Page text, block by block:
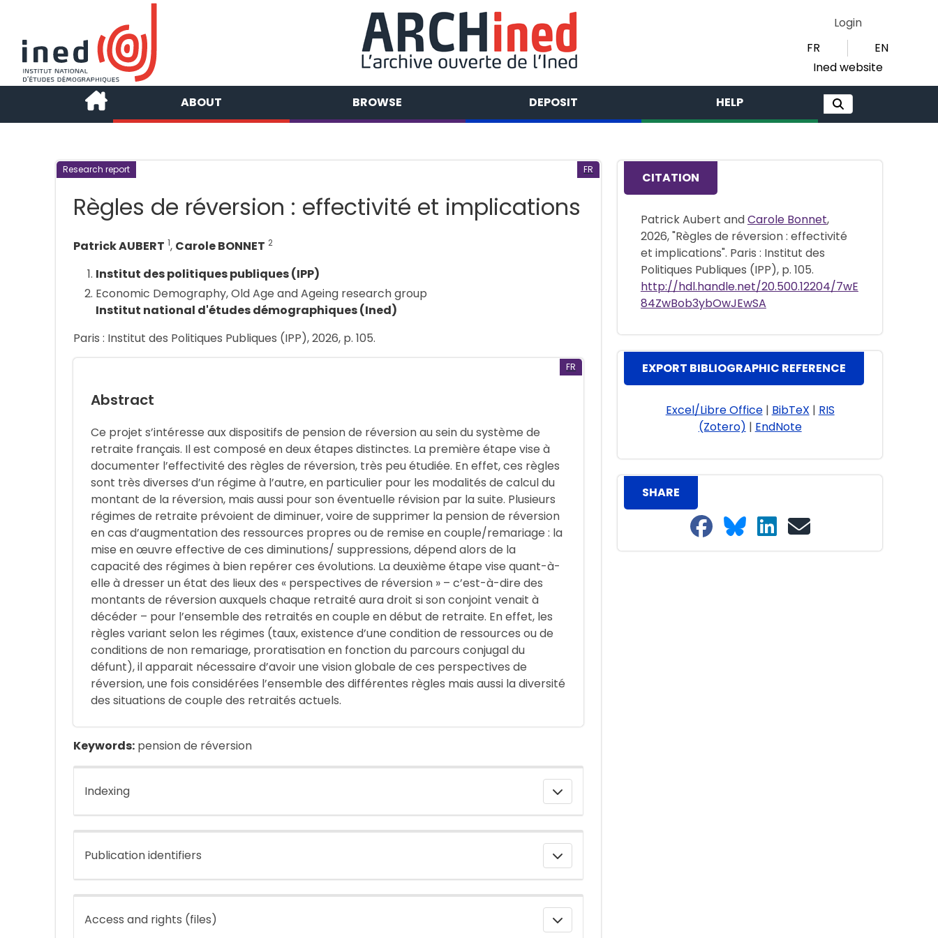
Login
FR
EN
Ined website
ABOUT BROWSE DEPOSIT HELP
Research report FR
Règles de réversion : effectivité et implications
Patrick AUBERT 1, Carole BONNET 2
Institut des politiques publiques (IPP)
Economic Demography, Old Age and Ageing research group
Institut national d'études démographiques (Ined)
Paris : Institut des Politiques Publiques (IPP), 2026, p. 105.
FR
Abstract
Ce projet s’intéresse aux dispositifs de pension de réversion au sein du système de
retraite français. Il est composé en deux étapes distinctes. La première étape vise à
documenter l’effectivité des règles de réversion, très peu étudiée. En effet, ces règles
sont très diverses d’un régime à l’autre, en particulier pour les modalités de calcul du
montant de la réversion, mais aussi pour son éventuelle révision par la suite. Plusieurs
régimes de retraite prévoient de diminuer, voire de supprimer la pension de réversion
en cas d’augmentation des ressources propres ou de remise en couple/remariage : la
mise en œuvre effective de ces diminutions/ suppressions, dépend alors de la
capacité des régimes à bien repérer ces évolutions. La deuxième étape vise quant-à-
elle à dresser un état des lieux des « perspectives de réversion » – c’est-à-dire des
montants de réversion auxquels chaque retraité aura droit si son conjoint venait à
décéder – pour l’ensemble des retraités en couple en début de retraite. En effet, les
règles variant selon les régimes (taux, existence d’une condition de ressources ou de
conditions de non remariage, proratisation en fonction du parcours conjugal du
défunt), il apparait nécessaire d’avoir une vision globale de ces perspectives de
réversion, une fois considérées l’ensemble des différentes règles mais aussi la diversité
des situations de couple des retraités actuels.
Keywords: pension de réversion
Indexing
Publication identifiers
Access and rights (files)
CITATION
Patrick Aubert andCarole Bonnet,
2026, "Règles de réversion : effectivité
et implications". Paris : Institut des
Politiques Publiques (IPP), p. 105.
http://hdl.handle.net/20.500.12204/7wE
84ZwBob3ybOwJEwSA
EXPORT BIBLIOGRAPHIC REFERENCE
Excel/Libre Office| BibTeX | RIS
(Zotero) | EndNote
SHARE
Share on Facebook
Share on Bluesky
Share on LinkedIn
Share on email